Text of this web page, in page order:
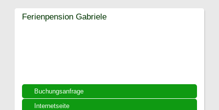
Buchungsanfrage
Internetseite
Ferienpension Gabriele